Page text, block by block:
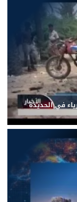
في الحديدة